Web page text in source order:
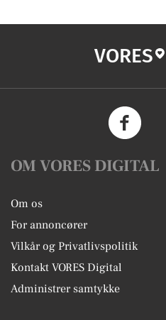
VORES
OM VORES DIGITAL
Om os
For annoncører
Vilkår og Privatlivspolitik
Kontakt VORES Digital
Administrer samtykke